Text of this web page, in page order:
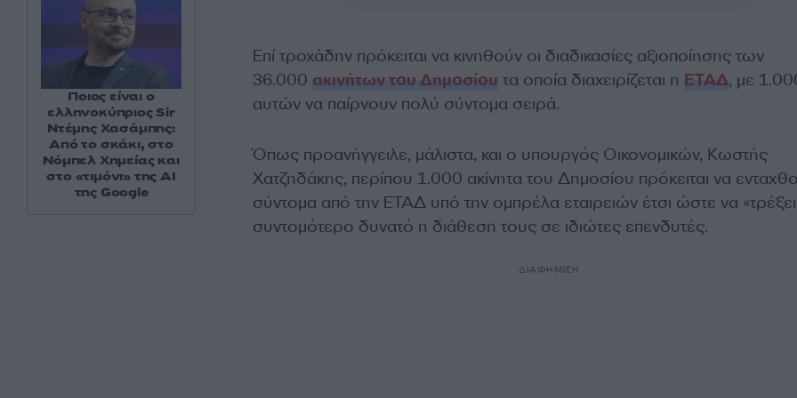
Επί τροχάδην πρόκειται να κινηθούν οι διαδικασίες αξιοποίησης των
36.000 ακινήτων του Δημοσίου τα οποία διαχειρίζεται η ΕΤΑΔ, με
αυτών να παίρνουν πολύ σύντομα σειρά.
Όπως προανήγγειλε, μάλιστα, και ο υπουργός Οικονομικών, Κωστής
Χατζηδάκης, περίπου 1.000 ακίνητα του Δημοσίου πρόκειται να
σύντομα από την ΕΤΑΔ υπό την ομπρέλα εταιρειών έτσι ώστε να
συντομότερο δυνατό η διάθεση τους σε ιδιώτες επενδυτές.
ΔΙΑΦΗΜΙΣΗ
Ποιος είναι ο
ελληνοκύπριος Sir
Ντέμης Χασάμπης:
Από το σκάκι, στο
Νόμπελ Χημείας και
στο «τιμόνι» της AI
της Google